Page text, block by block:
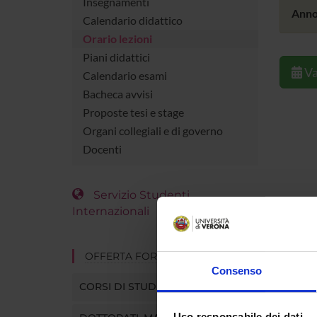
Consenso
Calendario didattico
Orario lezioni
Piani didattici
Calendario esami
Bacheca avvisi
Proposte tesi e stage
Organi collegiali e di governo
Docenti
Servizio Studenti
Internazionali
OFFERTA FORMATIVA
CORSI DI STUDIO